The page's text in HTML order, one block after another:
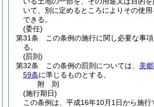
いて、別に定めるところによりその使
できる。
(委任)
第31条
この条例の施行に関し必要な事
る。
(罰則)
第32条
この条例の罰則については、 美
59条に準じるものとする。
附 則
(施行期日)
この条例は、平成16年10月1日から施行